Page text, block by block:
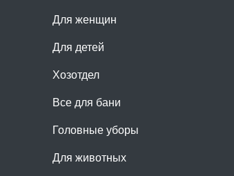
Для женщин
Для детей
Хозотдел
Все для бани
Головные уборы
Для животных